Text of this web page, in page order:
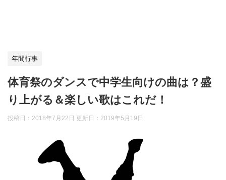
年間行事
体育祭のダンスで中学生向けの曲は？盛
り上がる＆楽しい歌はこれだ！
投稿日：2018年7月22日 更新日： 2019年5月19日